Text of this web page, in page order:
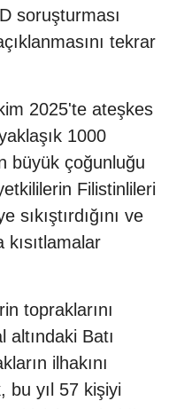
soruşturması
tekrar
2025'te ateşkes
1000
büyük çoğunluğu
Filistinlileri
ve
kısıtlamalar
topraklarını
Batı
ilhakını
bu yıl 57 kişiyi